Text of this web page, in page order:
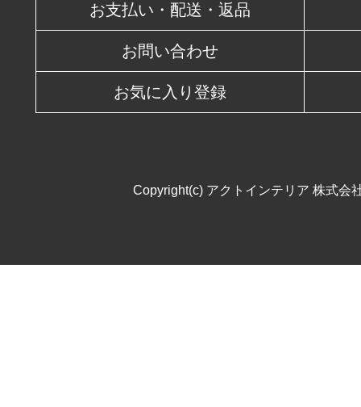
お支払い・配送・返品
お問い合わせ
お気に入り登録
Copyright(c) アクトインテリア 株式会